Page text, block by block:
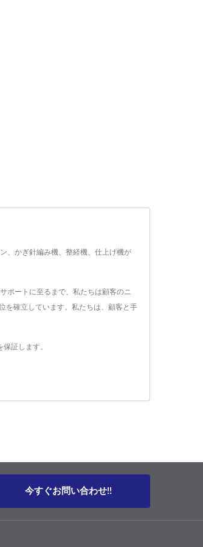
、かぎ針編み機、整経機、仕上げ機が
ポートに至るまで、私たちは顧客のニ
を確立しています。私たちは、顧客と手
証します。
今すぐお問い合わせ!!